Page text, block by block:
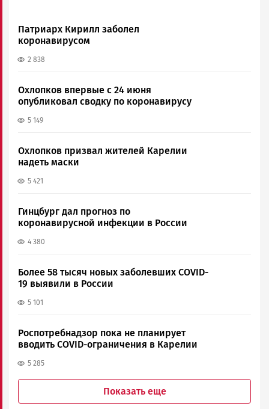
Патриарх Кирилл заболел
коронавирусом
2 838
Охлопков впервые с 24 июня
опубликовал сводку по коронавирусу
5 149
Охлопков призвал жителей Карелии
надеть маски
5 421
Гинцбург дал прогноз по
коронавирусной инфекции в России
4 380
Более 58 тысяч новых заболевших COVID-
19 выявили в России
5 101
Роспотребнадзор пока не планирует
вводить COVID-ограничения в Карелии
5 285
Показать еще